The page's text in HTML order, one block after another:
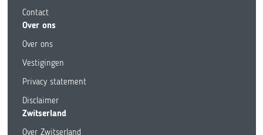
Contact
Over ons
Over ons
Vestigingen
Privacy statement
Disclaimer
Zwitserland
Over Zwitserland